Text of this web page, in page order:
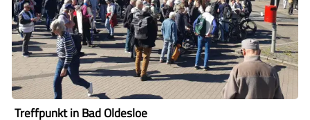
Treffpunkt in Bad Oldesloe